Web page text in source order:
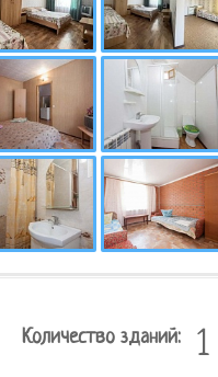
Количество зданий: 1